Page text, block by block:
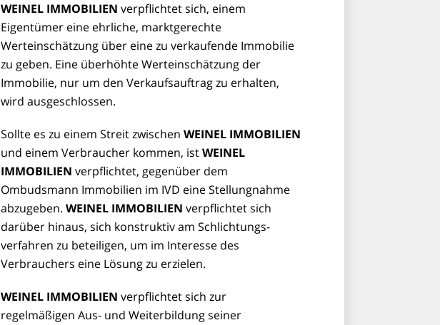
WEINEL IMMOBILIEN verpflichtet sich, einem
Eigentümer eine ehrliche, marktgerechte
Werteinschätzung über eine zu verkaufende Immobilie
zu geben. Eine überhöhte Werteinschätzung der
Immobilie, nur um den Verkaufsauftrag zu erhalten,
wird ausgeschlossen.
Sollte es zu einem Streit zwischen WEINEL IMMOBILIEN
und einem Verbraucher kommen, istWEINEL
IMMOBILIEN verpflichtet, gegenüber dem
Ombudsmann Immobilien im IVD eine Stellungnahme
abzugeben. WEINEL IMMOBILIEN verpflichtet sich
darüber hinaus, sich konstruktiv am Schlichtungs­
verfahren zu beteiligen, um im Interesse des
Verbrauchers eine Lösung zu erzielen.
WEINEL IMMOBILIEN verpflichtet sich zur
regelmäßigen Aus- und Weiterbildung seiner